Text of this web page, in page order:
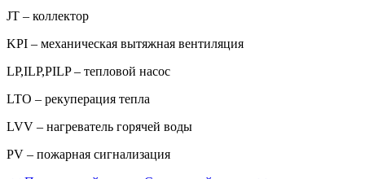
JT – коллектор
KPI – механическая вытяжная вентиляция
LP,ILP,PILP – тепловой насос
LTO – рекуперация тепла
LVV – нагреватель горячей воды
PV – пожарная сигнализация